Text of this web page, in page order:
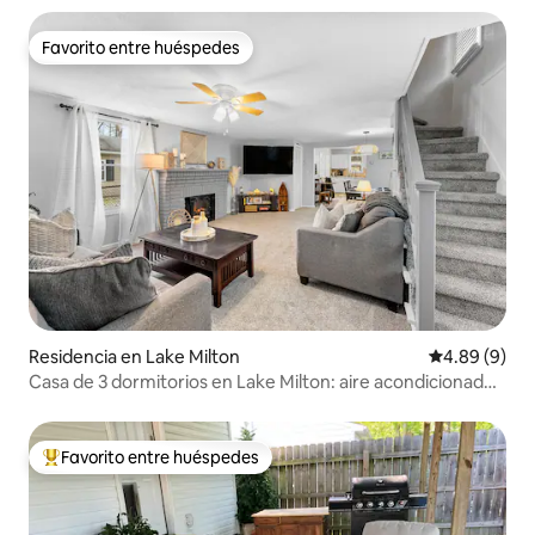
Favorito entre huéspedes
Favorito entre huéspedes
Residencia en Lake Milton Calificación
4.89 (9)
Casa de 3 dormitorios en Lake Milton: aire acondicionado,
De los mejores en Favorito entre huéspedes
Favorito entre huéspedes